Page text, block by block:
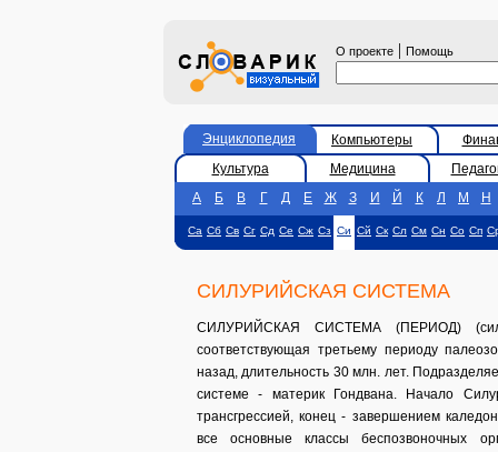
О проекте | Помощь
Энциклопедия Компьютеры
Культура
Медицина
А
Б В Г Д Е Ж З И Й К Л М Н
Са Сб Св Сг Сд Се Сж Сз Си Сй Ск Сл См Сн Со Сп
СИЛУРИЙСКАЯ СИСТЕМА
СИЛУРИЙСКАЯ СИСТЕМА (ПЕРИОД)
соответствующая третьему периоду
назад, длительность 30 млн. лет.
системе - материк Гондвана. Начало
трансгрессией, конец - завершением
все основные классы беспозвоночных